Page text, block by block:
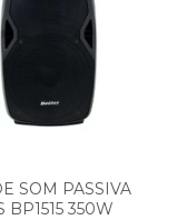
SOM PASSIVA
BP1515 350W